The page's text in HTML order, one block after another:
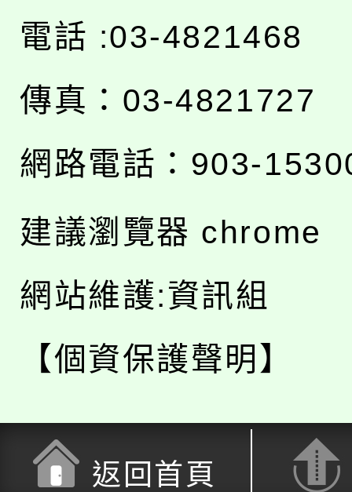
電話 :03-4821468
傳真：03-4821727
網路電話：903-
建議瀏覽器 chrome
網站維護:資訊組
【個資保護聲明】
返回首頁